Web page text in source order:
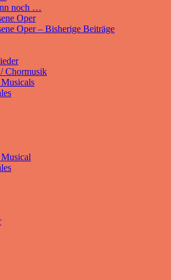
noch …
Oper
Oper – Bisherige Beiträge
Chormusik